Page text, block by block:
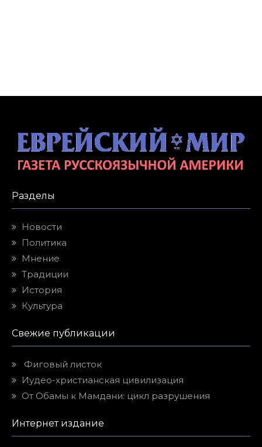
Разделы
Новости
Политика
Мнение
Традиции
История
Культура
Свежие публикации
Фиговый листок
Иудео-христианская цивилизация
От Обамы к Мамдани: цикл разрушения
Интернет издание